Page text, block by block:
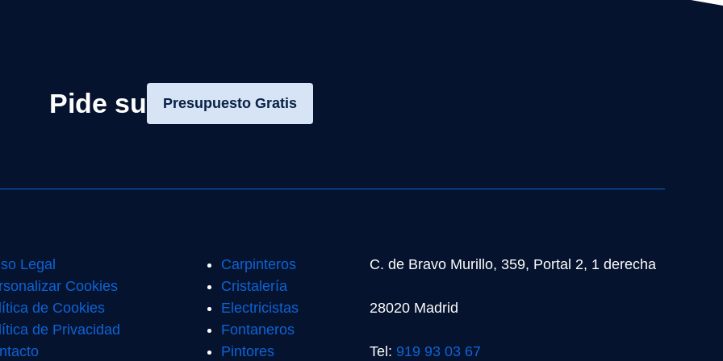
Pide su Presupuesto Gratis
Legal
Cookies
de Cookies
de Privacidad
Carpinteros
Cristalería
Electricistas
Fontaneros
Pintores
C. de Bravo Murillo, 359, Portal 2, 1 derecha
28020 Madrid
Tel: 919 93 03 67